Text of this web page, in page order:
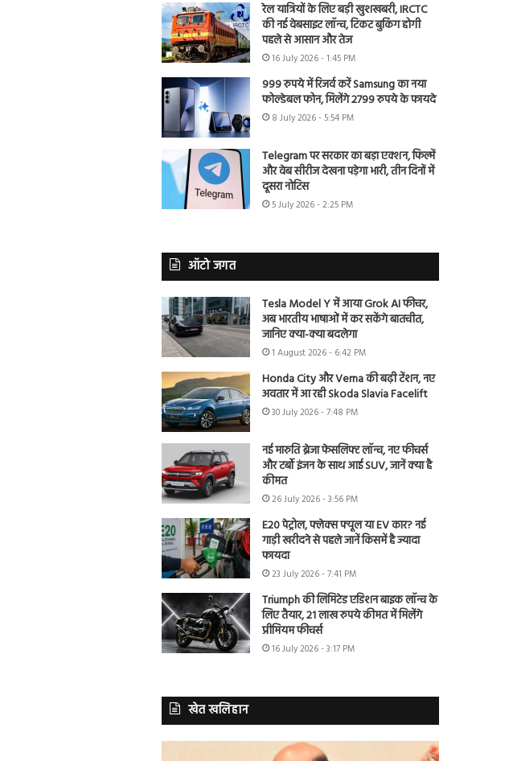
रेल यात्रियों के लिए बड़ी खुशखबरी, IRCTC
की नई वेबसाइट लॉन्च, टिकट बुकिंग होगी
पहले से आसान और तेज
16 July 2026 - 1:45 PM
999 रुपये में रिजर्व करें Samsung का नया
फोल्डेबल फोन, मिलेंगे 2799 रुपये के फायदे
8 July 2026 - 5:54 PM
Telegram पर सरकार का बड़ा एक्शन, फिल्में
और वेब सीरीज देखना पड़ेगा भारी, तीन दिनों में
दूसरा नोटिस
5 July 2026 - 2:25 PM
ऑटो जगत
Tesla Model Y में आया Grok AI फीचर,
अब भारतीय भाषाओं में कर सकेंगे बातचीत,
जानिए क्या-क्या बदलेगा
1 August 2026 - 6:42 PM
Honda City और Verna की बढ़ी टेंशन, नए
अवतार में आ रही Skoda Slavia Facelift
30 July 2026 - 7:48 PM
नई मारुति ब्रेजा फेसलिफ्ट लॉन्च, नए फीचर्स
और टर्बो इंजन के साथ आई SUV, जानें क्या है
कीमत
26 July 2026 - 3:56 PM
E20 पेट्रोल, फ्लेक्स फ्यूल या EV कार? नई
गाड़ी खरीदने से पहले जानें किसमें है ज्यादा
फायदा
23 July 2026 - 7:41 PM
Triumph की लिमिटेड एडिशन बाइक लॉन्च के
लिए तैयार, 21 लाख रुपये कीमत में मिलेंगे
प्रीमियम फीचर्स
16 July 2026 - 3:17 PM
खेत खलिहान